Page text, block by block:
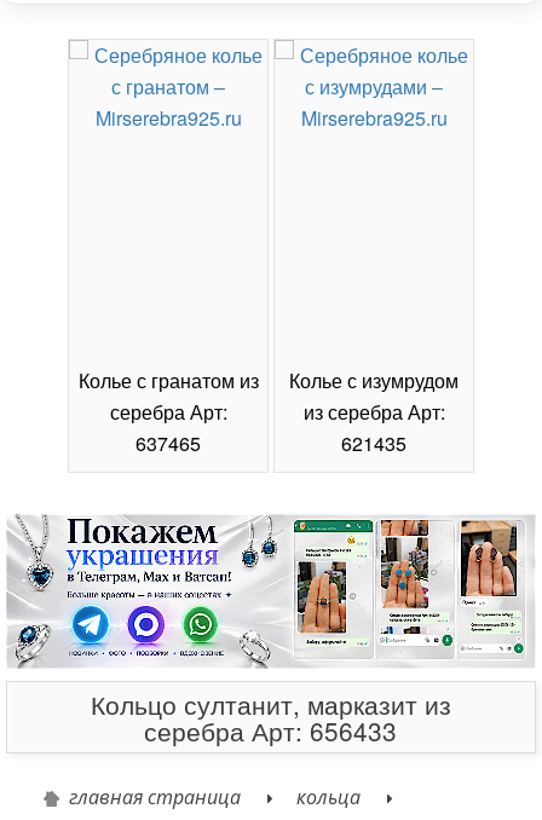
Колье с гранатом из
серебра Арт:
637465
Колье с изумрудом
из серебра Арт:
621435
Кольцо султанит, марказит из
серебра Арт: 656433
главная страница
кольца